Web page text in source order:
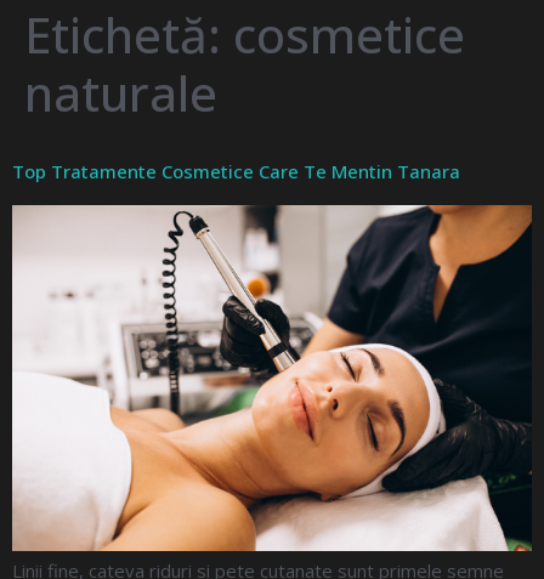
Etichetă: cosmetice
naturale
Top Tratamente Cosmetice Care Te Mentin Tanara
Linii fine, cateva riduri si pete cutanate sunt primele semne